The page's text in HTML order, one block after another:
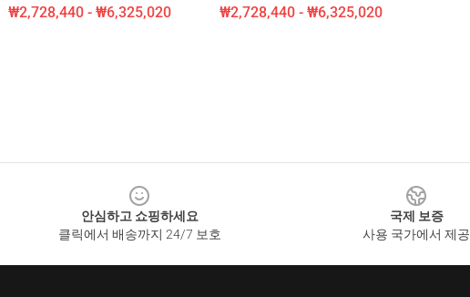
₩2,728,440 - ₩6,325,020 ₩2,728,440 - ₩6,325,020
안심하고 쇼핑하세요
클릭에서 배송까지 24/7 보호
국제 보증
사용 국가에서 제공